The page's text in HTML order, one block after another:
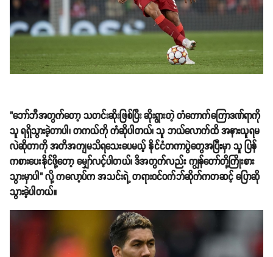
"ဘော်ဘီအတွက်တော့ သတင်းဆိုးဖြစ်ပြီး ဆိုးရွားတဲ့ တံကောက်ကြောဒဏ်ရာကို
သူ ရရှိသွားခဲ့တာပါ၊ တကယ်ကို ကံဆိုပါတယ်၊ သူ ဘယ်လောက်ထိ အနားယူရမ
လဲဆိုတာကို အတိအကျမသိရသေးပေမယ့် နိုင်ငံတကာပွဲတွေအပြီးမှာ သူ ပြန်
ကစားပေးနိုင်ဖို့တော့ မျှော်လင့်ပါတယ်၊ ဒိအတွက်လည်း ကျွန်တော်တို့ကြိုးစား
သွားမှာပါ" လို့ ကလော့ပ်က အသင်းရဲ့ တရားဝင်ဝက်ဘ်ဆိုက်ကတဆင့် ပြောဆို
သွားခဲ့ပါတယ်။